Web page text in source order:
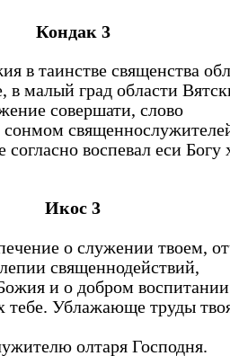
Кондак 3
в таинстве священства
в малый град области
совершати, слово
воспевал еси Богу
Икос 3
о служении твоем,
священнодействий,
и о добром воспитании
Ублажающе труды
олтаря Господня.